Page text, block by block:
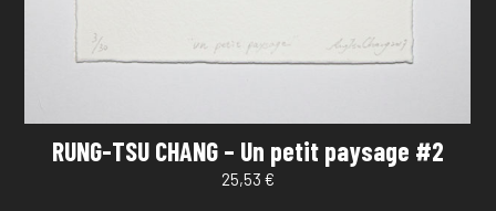
RUNG-TSU CHANG – Un petit paysage #2
25,53 €